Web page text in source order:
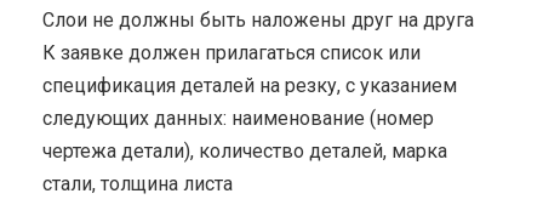
Cлои не должны быть наложены друг на друга
К заявке должен прилагаться список или
спецификация деталей на резку, с указанием
следующих данных: наименование (номер
чертежа детали), количество деталей, марка
стали, толщина листа